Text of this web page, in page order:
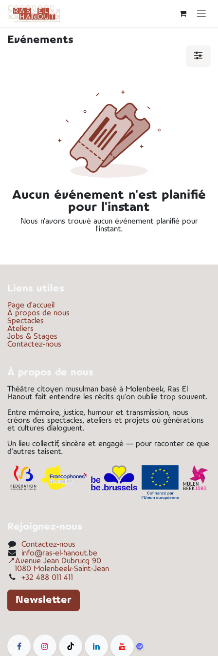
Se rendre au contenu
Evénements
Aucun événement n'est planifié
pour l'instant
Nous n'avons trouvé aucun événement planifié pour
l'instant.
Liens utiles
Page d'accueil
À propos de nous
Spectacles
Ateliers
Jobs & Stages
Contactez-nous
À propos de nous
Théâtre citoyen musulman basé à Molenbeek, Ras El
Hanout fait entendre les récits qu’on oublie trop souvent.
Entre mémoire, justice, humour et transmission, nous
créons des spectacles, ateliers et projets où générations
et cultures dialoguent.
Un lieu collectif, sincère et engagé — pour raconter ce que
d’autres taisent.
Rejoignez-nous
Contactez-nous
info@ras-el-hanout.be
📍Avenue Jean Dubrucq 90
1080 Molenbeek-Saint-Jean
+32 488 011 411
Newsletter